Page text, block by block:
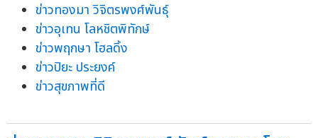
ข่าวทองมา วิจิตรพงศ์พันธุ์
ข่าวอุเทน โลหชิตพิทักษ์
ข่าวพฤกษา โฮลดิ้ง
ข่าวปิยะ ประยงค์
ข่าวสุขภาพที่ดี